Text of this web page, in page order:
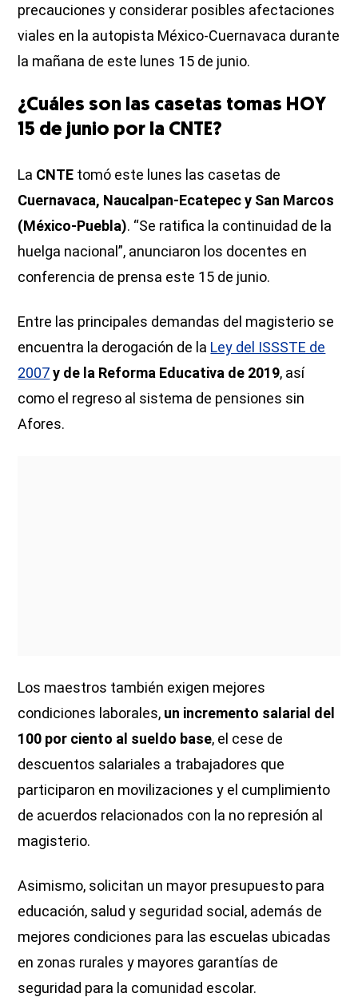
precauciones y considerar posibles afectaciones
viales en la autopista México-Cuernavaca durante
la mañana de este lunes 15 de junio.
¿Cuáles son las casetas tomas HOY
15 de junio por la CNTE?
La CNTE tomó este lunes las casetas de
Cuernavaca, Naucalpan-Ecatepec y San Marcos
(México-Puebla). “Se ratifica la continuidad de la
huelga nacional”, anunciaron los docentes en
conferencia de prensa este 15 de junio.
Entre las principales demandas del magisterio se
encuentra la derogación de la Ley del ISSSTE de
2007 y de la Reforma Educativa de 2019, así
como el regreso al sistema de pensiones sin
Afores.
Los maestros también exigen mejores
condiciones laborales, un incremento salarial del
100 por ciento al sueldo base, el cese de
descuentos salariales a trabajadores que
participaron en movilizaciones y el cumplimiento
de acuerdos relacionados con la no represión al
magisterio.
Asimismo, solicitan un mayor presupuesto para
educación, salud y seguridad social, además de
mejores condiciones para las escuelas ubicadas
en zonas rurales y mayores garantías de
seguridad para la comunidad escolar.